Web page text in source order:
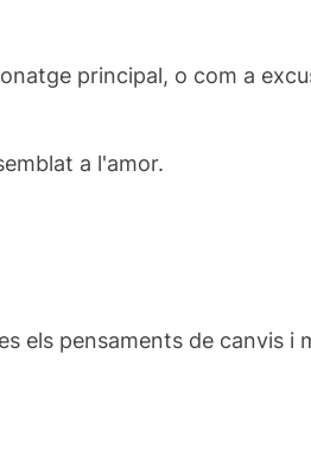
principal, o com a
a l'amor.
els pensaments de canvis